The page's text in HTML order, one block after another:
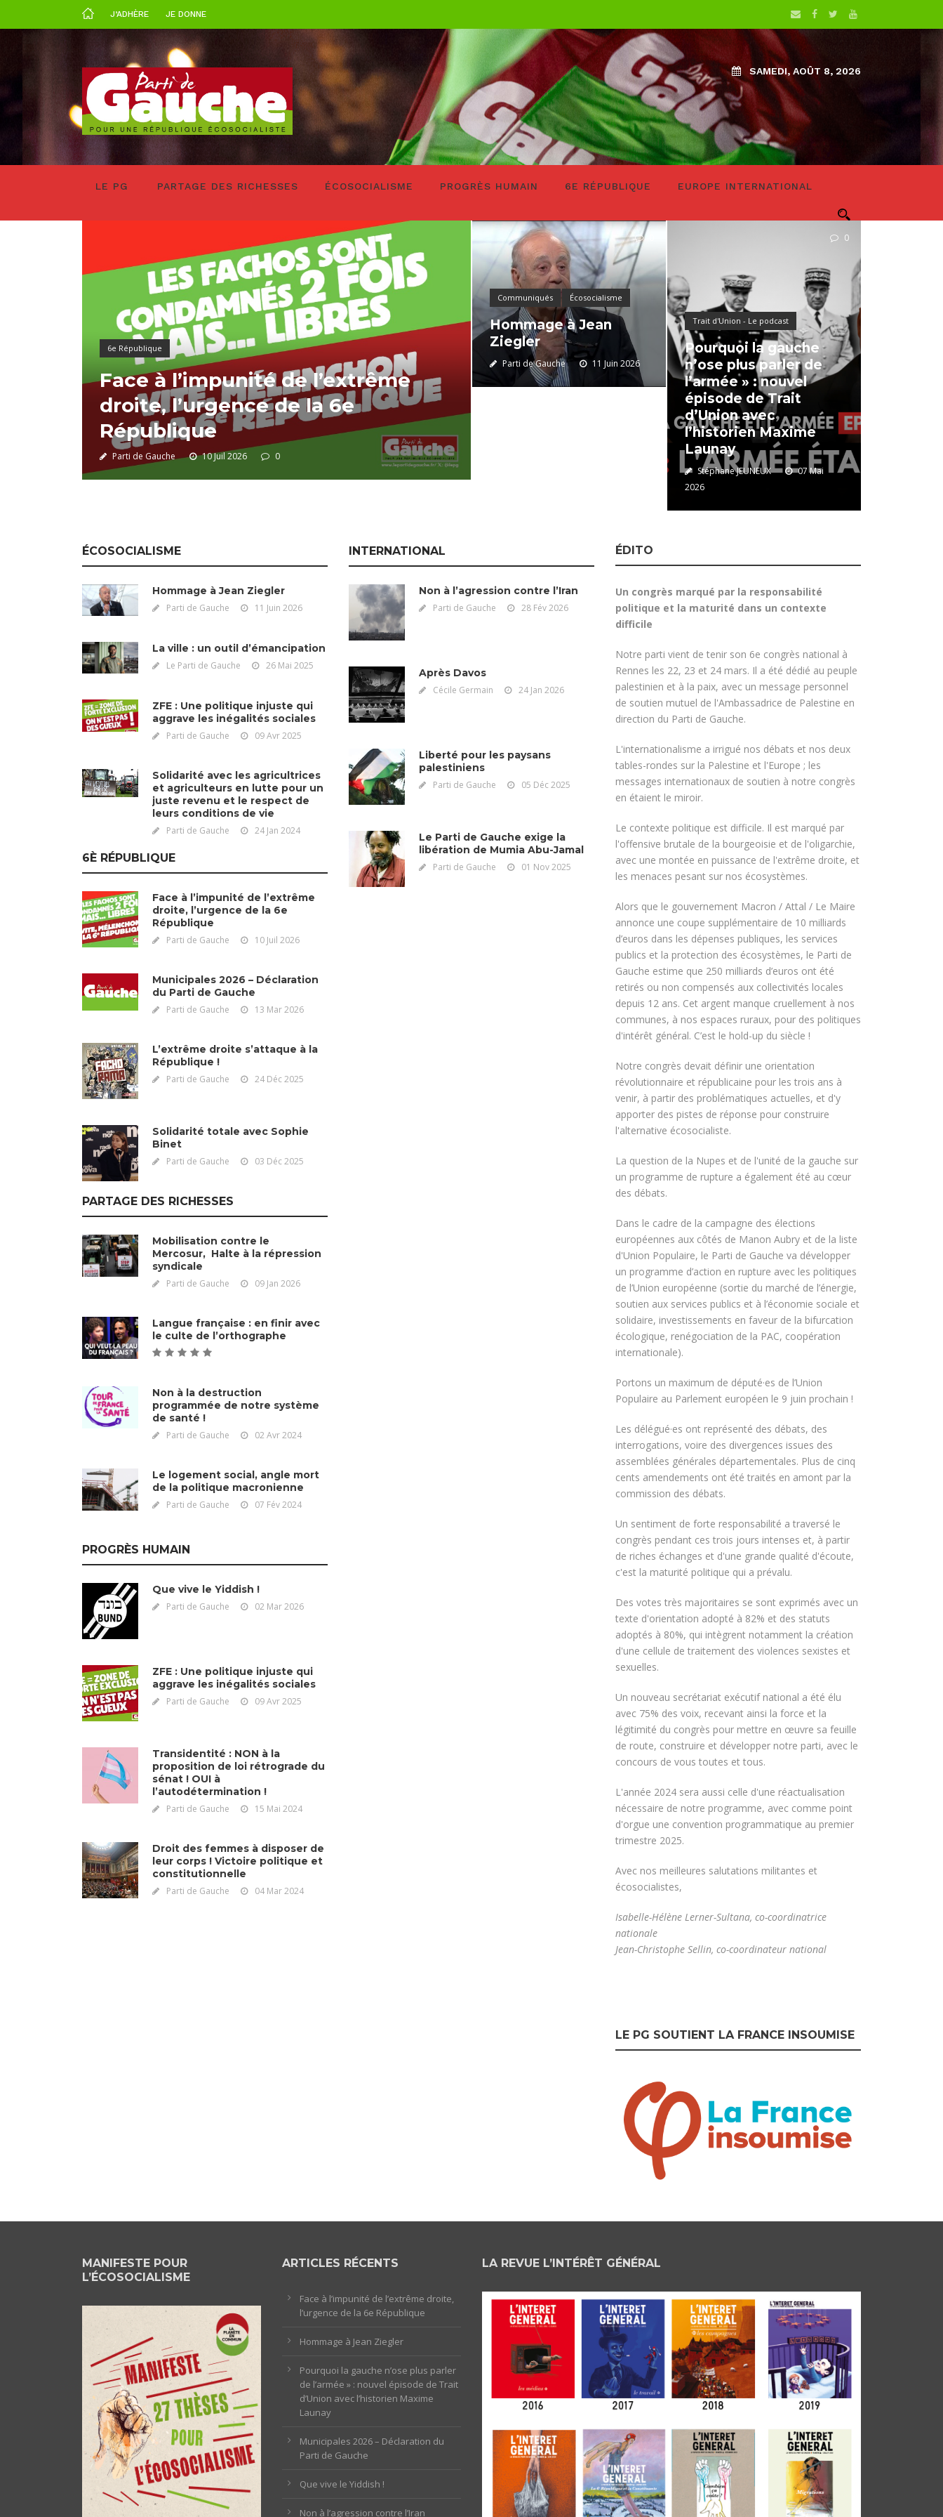
J’ADHÈRE JE DONNE
SAMEDI, AOÛT 8, 2026
LE PG PARTAGE DES RICHESSES ÉCOSOCIALISME PROGRÈS HUMAIN 6E RÉPUBLIQUE EUROPE INTERNATIONAL
6e République
Face à l’impunité de l’extrême
droite, l’urgence de la 6e
République
Parti de Gauche 10 Juil 2026 0
Communiqués Écosocialisme
Hommage à Jean
Ziegler
Parti de Gauche 11 Juin 2026
Trait d'Union - Le podcast
Pourquoi la gauche
n’ose plus parler de
l’armée » : nouvel
épisode de Trait
d’Union avec
l’historien Maxime
Launay
Stéphane JEUNEUX
07 Mai
2026
0
ÉCOSOCIALISME
Hommage à Jean Ziegler
Parti de Gauche 11 Juin 2026
La ville : un outil d’émancipation
Le Parti de Gauche 26 Mai 2025
ZFE : Une politique injuste qui
aggrave les inégalités sociales
Parti de Gauche 09 Avr 2025
Solidarité avec les agricultrices
et agriculteurs en lutte pour un
juste revenu et le respect de
leurs conditions de vie
Parti de Gauche 24 Jan 2024
6È RÉPUBLIQUE
Face à l’impunité de l’extrême
droite, l’urgence de la 6e
République
Parti de Gauche 10 Juil 2026
Municipales 2026 – Déclaration
du Parti de Gauche
Parti de Gauche 13 Mar 2026
L’extrême droite s’attaque à la
République !
Parti de Gauche 24 Déc 2025
Solidarité totale avec Sophie
Binet
Parti de Gauche 03 Déc 2025
PARTAGE DES RICHESSES
Mobilisation contre le
Mercosur, Halte à la répression
syndicale
Parti de Gauche 09 Jan 2026
Langue française : en finir avec
le culte de l’orthographe
Non à la destruction
programmée de notre système
de santé !
Parti de Gauche 02 Avr 2024
Le logement social, angle mort
de la politique macronienne
Parti de Gauche 07 Fév 2024
PROGRÈS HUMAIN
Que vive le Yiddish !
Parti de Gauche 02 Mar 2026
ZFE : Une politique injuste qui
aggrave les inégalités sociales
Parti de Gauche 09 Avr 2025
Transidentité : NON à la
proposition de loi rétrograde du
sénat ! OUI à
l’autodétermination !
Parti de Gauche 15 Mai 2024
Droit des femmes à disposer de
leur corps ! Victoire politique et
constitutionnelle
Parti de Gauche 04 Mar 2024
INTERNATIONAL
Non à l’agression contre l’Iran
Parti de Gauche 28 Fév 2026
Après Davos
Cécile Germain 24 Jan 2026
Liberté pour les paysans
palestiniens
Parti de Gauche 05 Déc 2025
Le Parti de Gauche exige la
libération de Mumia Abu-Jamal
Parti de Gauche 01 Nov 2025
ÉDITO
Un congrès marqué par la responsabilité
politique et la maturité dans un contexte
difficile
Notre parti vient de tenir son 6e congrès national à
Rennes les 22, 23 et 24 mars. Il a été dédié au peuple
palestinien et à la paix, avec un message personnel
de soutien mutuel de l'Ambassadrice de Palestine en
direction du Parti de Gauche.
L'internationalisme a irrigué nos débats et nos deux
tables-rondes sur la Palestine et l'Europe ; les
messages internationaux de soutien à notre congrès
en étaient le miroir.
Le contexte politique est difficile. Il est marqué par
l'offensive brutale de la bourgeoisie et de l'oligarchie,
avec une montée en puissance de l'extrême droite, et
les menaces pesant sur nos écosystèmes.
Alors que le gouvernement Macron / Attal / Le Maire
annonce une coupe supplémentaire de 10 milliards
d’euros dans les dépenses publiques, les services
publics et la protection des écosystèmes, le Parti de
Gauche estime que 250 milliards d’euros ont été
retirés ou non compensés aux collectivités locales
depuis 12 ans. Cet argent manque cruellement à nos
communes, à nos espaces ruraux, pour des politiques
d'intérêt général. C’est le hold-up du siècle !
Notre congrès devait définir une orientation
révolutionnaire et républicaine pour les trois ans à
venir, à partir des problématiques actuelles, et d'y
apporter des pistes de réponse pour construire
l'alternative écosocialiste.
La question de la Nupes et de l'unité de la gauche sur
un programme de rupture a également été au cœur
des débats.
Dans le cadre de la campagne des élections
européennes aux côtés de Manon Aubry et de la liste
d'Union Populaire, le Parti de Gauche va développer
un programme d’action en rupture avec les politiques
de l’Union européenne (sortie du marché de l’énergie,
soutien aux services publics et à l’économie sociale et
solidaire, investissements en faveur de la bifurcation
écologique, renégociation de la PAC, coopération
internationale).
Portons un maximum de député·es de l’Union
Populaire au Parlement européen le 9 juin prochain !
Les délégué·es ont représenté des débats, des
interrogations, voire des divergences issues des
assemblées générales départementales. Plus de cinq
cents amendements ont été traités en amont par la
commission des débats.
Un sentiment de forte responsabilité a traversé le
congrès pendant ces trois jours intenses et, à partir
de riches échanges et d'une grande qualité d'écoute,
c'est la maturité politique qui a prévalu.
Des votes très majoritaires se sont exprimés avec un
texte d'orientation adopté à 82% et des statuts
adoptés à 80%, qui intègrent notamment la création
d'une cellule de traitement des violences sexistes et
sexuelles.
Un nouveau secrétariat exécutif national a été élu
avec 75% des voix, recevant ainsi la force et la
légitimité du congrès pour mettre en œuvre sa feuille
de route, construire et développer notre parti, avec le
concours de vous toutes et tous.
L'année 2024 sera aussi celle d'une réactualisation
nécessaire de notre programme, avec comme point
d'orgue une convention programmatique au premier
trimestre 2025.
Avec nos meilleures salutations militantes et
écosocialistes,
Isabelle-Hélène Lerner-Sultana, co-coordinatrice
nationale
Jean-Christophe Sellin, co-coordinateur national
LE PG SOUTIENT LA FRANCE INSOUMISE
MANIFESTE POUR
L’ÉCOSOCIALISME
ARTICLES RÉCENTS
Face à l’impunité de l’extrême droite,
l’urgence de la 6e République
Hommage à Jean Ziegler
Pourquoi la gauche n’ose plus parler
de l’armée » : nouvel épisode de Trait
d’Union avec l’historien Maxime
Launay
Municipales 2026 – Déclaration du
Parti de Gauche
Que vive le Yiddish !
Non à l’agression contre l’Iran
LA REVUE L’INTÉRÊT GÉNÉRAL